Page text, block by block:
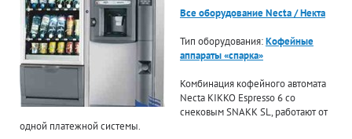
Все оборудование Necta / Некта
Тип оборудования:Кофейные
аппараты «спарка»
Комбинация кофейного автомата
Necta KIKKO Espresso 6 со
снековым SNAKK SL, работают от
одной платежной системы.